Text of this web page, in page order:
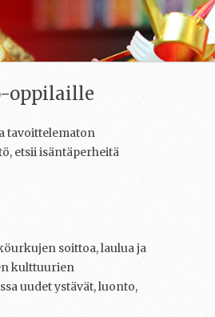
oppilaille
tavoittelematon
etsii isäntäperheitä
soittoa, laulua ja
kulttuurien
uudet ystävät, luonto,